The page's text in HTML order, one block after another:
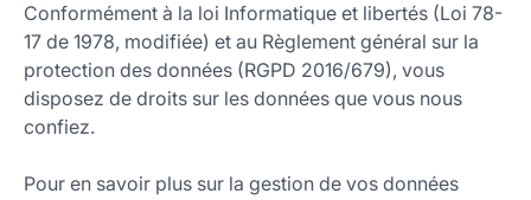
Conformément à la loi Informatique et libertés (Loi 78-
17 de 1978, modifiée) et au Règlement général sur la
protection des données (RGPD 2016/679), vous
disposez de droits sur les données que vous nous
confiez.
Pour en savoir plus sur la gestion de vos données